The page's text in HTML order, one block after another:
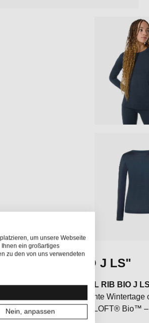
RIB BIO J LS"
Etwas: DasCASUAL RIB BIO J LS
Ideal für Reisen, entspannte Wintertage
vereint Merino mit PRIMELOFT® Bio™
um unsere Webseite
ein großartiges
zu den von uns verwendeten
Nein, anpassen